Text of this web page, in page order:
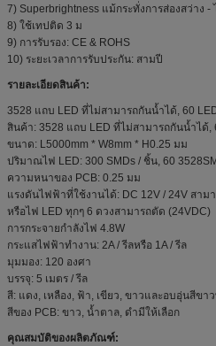
7) Superbrightness แม้กระทั่งการส่องสว่าง -
8) ใช้เทปติด 3 ม
9) การรับรอง: CE & ROHS
10) ระยะเวลาการรับประกัน: สามปี
รายละเอียดสินค้า:
3528 แถบ LED ที่ไม่สามารถกันน้ำได้, 60
สินค้า: 3528 แถบ LED ที่ไม่สามารถกันน้ำได้,
ขนาด: L5000mm * W8mm * H0.25 มม
ปริมาณไฟ LED: 300 SMDs / ชิ้น, 60
ความหนาของ PCB: 0.25 มม
แรงดันไฟฟ้าที่ใช้งานได้: DC 12V / 24V สาม
หรือไฟ LED ทุกๆ 6 ดวงสามารถตัด (24VDC)
การกระจายกำลังไฟ 4.8W
กระแสไฟฟ้าทำงาน: 2A / รีลหรือ 1A / รีล
มุมมอง: 120 องศา
บรรจุ: 5 เมตร / รีล
สี: แดง, เหลือง, ฟ้า, เขียว, ขาวและอบอุ่นสีขา
สีของ PCB: ขาว, น้ำตาล, ดำมีให้เลือก
คุณสมบัติของผลิตภัณฑ์: